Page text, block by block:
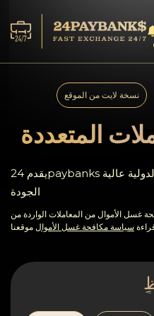
الخدمات
افاحتٍاظٍات
ففشر?اء
آراء
اف?نالٍل
المتعددة
نسخة لايت من الموقع
يقدم 24paybanks خدمات تحويل الأموال الإلكترونية الدولية عالية
الجودة
غسل الأموال من المعاملات الواردة من
سياسة مكافحة غسل الأموال موقعنا